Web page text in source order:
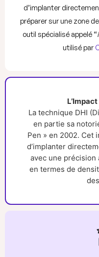
d’implanter
préparer sur une zone
outil spécialisé appelé “
utilisé par
La technique DHI
en partie sa
Pen » en 2002. Cet
d’implanter
avec une précision
en termes de